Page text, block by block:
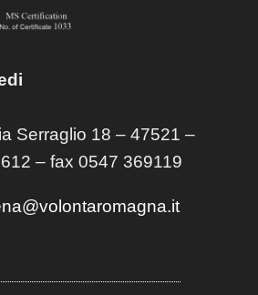
Serraglio 18 – 47521 –
– fax 0547 369119